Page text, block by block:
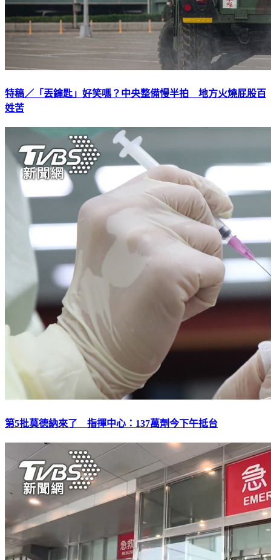
特稿／「丟鑰匙」好笑嗎？中央整備慢半拍 地方火燒屁股百
姓苦
第5批莫德納來了 指揮中心：137萬劑今下午抵台